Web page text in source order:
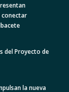
conectar
del Proyecto de
la nueva